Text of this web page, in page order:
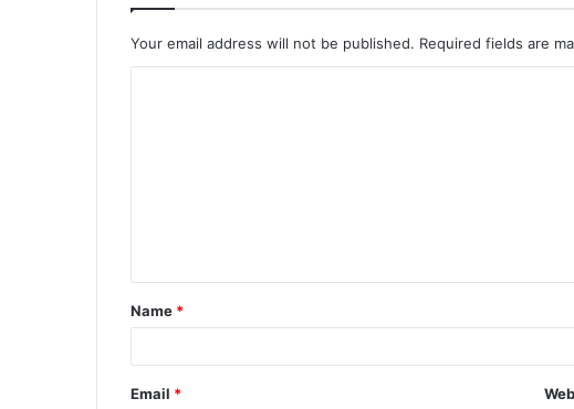
Your email address will not be published. Required fields are
Name *
Email *